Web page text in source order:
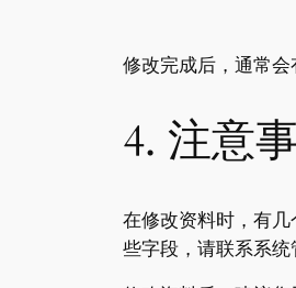
修改完成后，通常会
4. 注意
在修改资料时，有
些字段，请联系系统